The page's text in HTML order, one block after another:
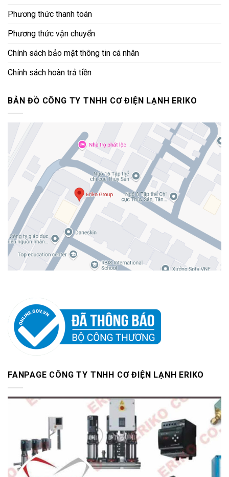
Phương thức thanh toán
Phương thức vận chuyển
Chính sách bảo mật thông tin cá nhân
Chính sách hoàn trả tiền
BẢN ĐỒ CÔNG TY TNHH CƠ ĐIỆN LẠNH ERIKO
FANPAGE CÔNG TY TNHH CƠ ĐIỆN LẠNH ERIKO